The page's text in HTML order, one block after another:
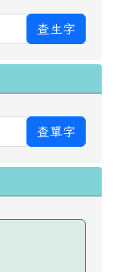
查生字
查單字